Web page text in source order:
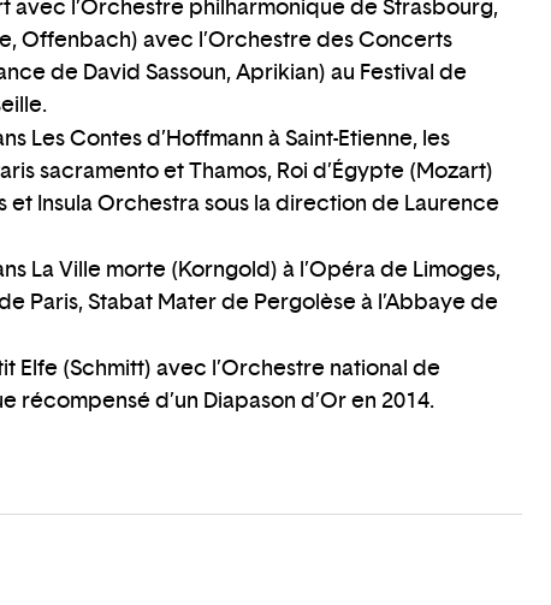
avec l’Orchestre philharmonique de Strasbourg,
Offenbach) avec l’Orchestre des Concerts
de David Sassoun, Aprikian) au Festival de
Les Contes d’Hoffmann à Saint-Etienne, les
sacramento et Thamos, Roi d’Égypte (Mozart)
Insula Orchestra sous la direction de Laurence
La Ville morte (Korngold) à l’Opéra de Limoges,
Paris, Stabat Mater de Pergolèse à l’Abbaye de
Elfe (Schmitt) avec l’Orchestre national de
récompensé d’un Diapason d’Or en 2014.